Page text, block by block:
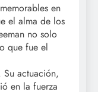
en
el alma de los
no solo
que fue el
Su actuación,
en la fuerza